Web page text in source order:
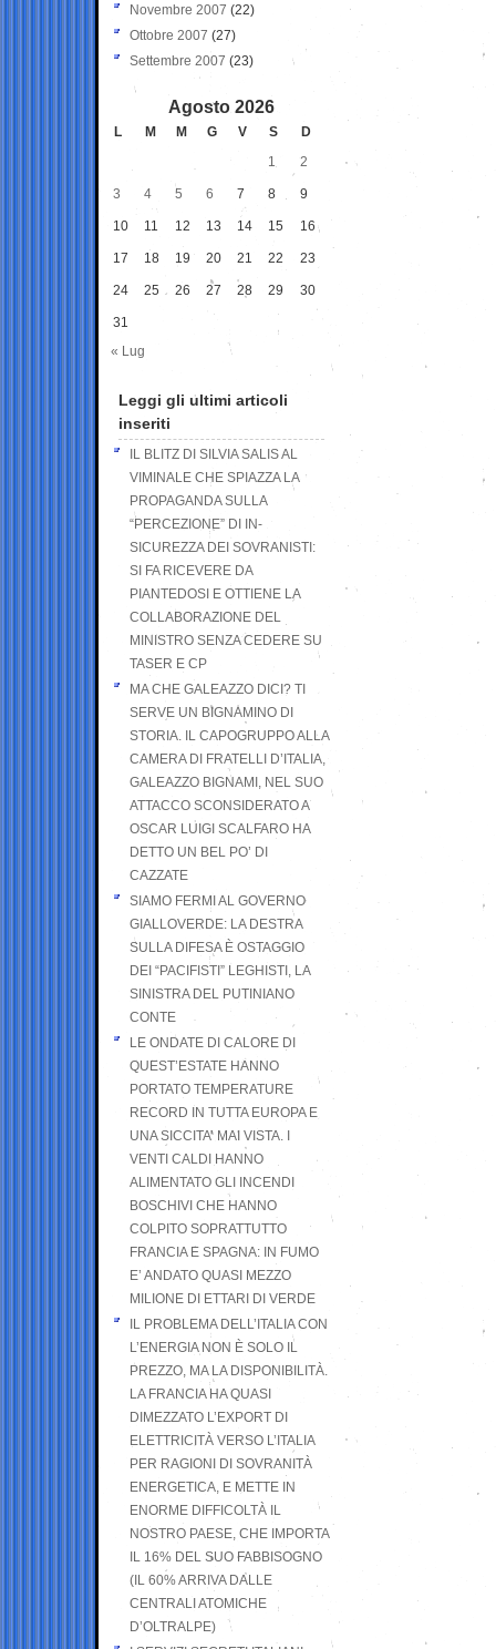
Novembre 2007 (22)
Ottobre 2007 (27)
Settembre 2007 (23)
Agosto 2026
L M M G V S
D
1
2
3 4 5 6 7 8 9
10 11 12 13 14 15 16
17 18 19 20 21 22 23
24 25 26 27 28 29 30
31
« Lug
Leggi gli ultimi articoli
inseriti
IL BLITZ DI SILVIA SALIS AL
VIMINALE CHE SPIAZZA LA
PROPAGANDA SULLA
“PERCEZIONE” DI IN-
SICUREZZA DEI SOVRANISTI:
SI FA RICEVERE DA
PIANTEDOSI E OTTIENE LA
COLLABORAZIONE DEL
MINISTRO SENZA CEDERE SU
TASER E CP
MA CHE GALEAZZO DICI? TI
SERVE UN BIGNAMINO DI
STORIA. IL CAPOGRUPPO ALLA
CAMERA DI FRATELLI D’ITALIA,
GALEAZZO BIGNAMI, NEL SUO
ATTACCO SCONSIDERATO A
OSCAR LUIGI SCALFARO HA
DETTO UN BEL PO’ DI
CAZZATE
SIAMO FERMI AL GOVERNO
GIALLOVERDE: LA DESTRA
SULLA DIFESA È OSTAGGIO
DEI “PACIFISTI” LEGHISTI, LA
SINISTRA DEL PUTINIANO
CONTE
LE ONDATE DI CALORE DI
QUEST’ESTATE HANNO
PORTATO TEMPERATURE
RECORD IN TUTTA EUROPA E
UNA SICCITA’ MAI VISTA. I
VENTI CALDI HANNO
ALIMENTATO GLI INCENDI
BOSCHIVI CHE HANNO
COLPITO SOPRATTUTTO
FRANCIA E SPAGNA: IN FUMO
E’ ANDATO QUASI MEZZO
MILIONE DI ETTARI DI VERDE
IL PROBLEMA DELL’ITALIA CON
L’ENERGIA NON È SOLO IL
PREZZO, MA LA DISPONIBILITÀ.
LA FRANCIA HA QUASI
DIMEZZATO L’EXPORT DI
ELETTRICITÀ VERSO L’ITALIA
PER RAGIONI DI SOVRANITÀ
ENERGETICA, E METTE IN
ENORME DIFFICOLTÀ IL
NOSTRO PAESE, CHE IMPORTA
IL 16% DEL SUO FABBISOGNO
(IL 60% ARRIVA DALLE
CENTRALI ATOMICHE
D’OLTRALPE)